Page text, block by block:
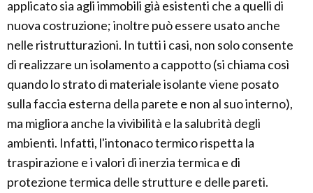
applicato sia agli immobili già esistenti che a quelli di
nuova costruzione; inoltre può essere usato anche
nelle ristrutturazioni. In tutti i casi, non solo consente
di realizzare un isolamento a cappotto (si chiama così
quando lo strato di materiale isolante viene posato
sulla faccia esterna della parete e non al suo interno),
ma migliora anche la vivibilità e la salubrità degli
ambienti. Infatti, l'intonaco termico rispetta la
traspirazione e i valori di inerzia termica e di
protezione termica delle strutture e delle pareti.